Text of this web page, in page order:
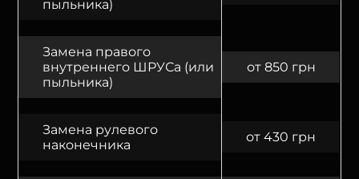
пыльника)
Замена правого
внутреннего ШРУСа (или
пыльника)
от 850 грн
Замена рулевого
наконечника
от 430 грн